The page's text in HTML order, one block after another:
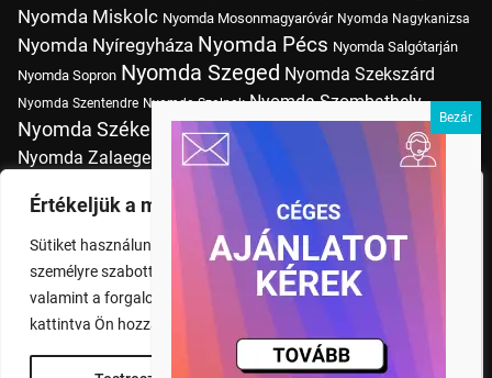
Értékeljük a magánéletét
Sütiket használunk a böngészési élmény fokozására,
személyre szabott hirdetések vagy tartalmak megjelenítésére,
valamint a forgalom elemzésére. A "Mindent elfogad" gombra
kattintva Ön hozzájárul a cookie-k használatához.
Nyomda Miskolc Nyomda Mosonmagyaróvár Nyomda Nagykanizsa
Nyomda Nyíregyháza Nyomda Pécs Nyomda Salgótarján
Nyomda Sopron Nyomda Szeged Nyomda Szekszárd
Nyomda Szentendre Nyomda Szolnok Nyomda Szombathely
Nyomda Székesfehérvár Nyomda Tatabánya Nyomda Vác
Nyomda Zalaegerszeg Nyomda Érd nyomtatás
Nyomtatás Budapesten
Pólónyomtatás Budapesten Szitanyomda Budapesten
Tudásbázis